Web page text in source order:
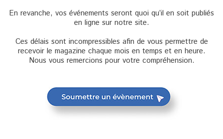
En revanche, vos événements seront quoi qu’il en soit publiés
en ligne sur notre site.
Ces délais sont incompressibles afin de vous permettre de
recevoir le magazine chaque mois en temps et en heure.
Nous vous remercions pour votre compréhension.